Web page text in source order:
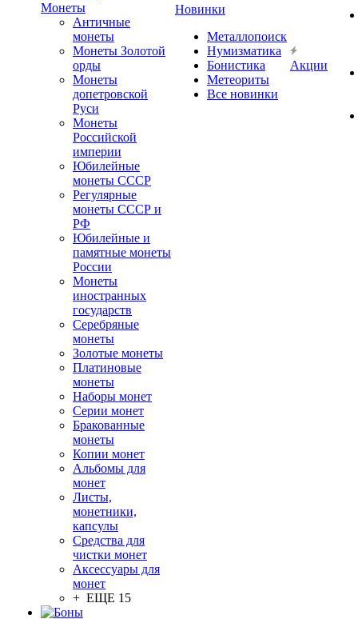
Монеты
Античные
монеты
Монеты Золотой
орды
Монеты
допетровской
Руси
Монеты
Российской
империи
Юбилейные
монеты СССР
Регулярные
монеты СССР и
РФ
Юбилейные и
памятные монеты
России
Монеты
иностранных
государств
Серебряные
монеты
Золотые монеты
Платиновые
монеты
Наборы монет
Серии монет
Бракованные
монеты
Копии монет
Альбомы для
монет
Листы,
монетники,
капсулы
Средства для
чистки монет
Аксессуары для
монет
+ ЕЩЕ 15
Новинки
Металлопоиск
Нумизматика
Бонистика
Метеориты
Все новинки
Акции